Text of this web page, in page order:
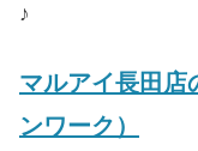
♪
マルアイ長田店
ンワーク）